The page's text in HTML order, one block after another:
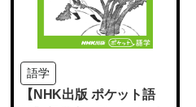
語学
【NHK出版 ポケット語